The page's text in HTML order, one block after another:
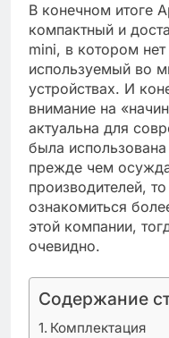
В конечном итоге
компактный и
mini, в котором нет
используемый во
устройствах. И
внимание на
актуальна для
была
прежде чем
производителей,
ознакомиться
этой компании,
очевидно.
Содержание
Комплектация